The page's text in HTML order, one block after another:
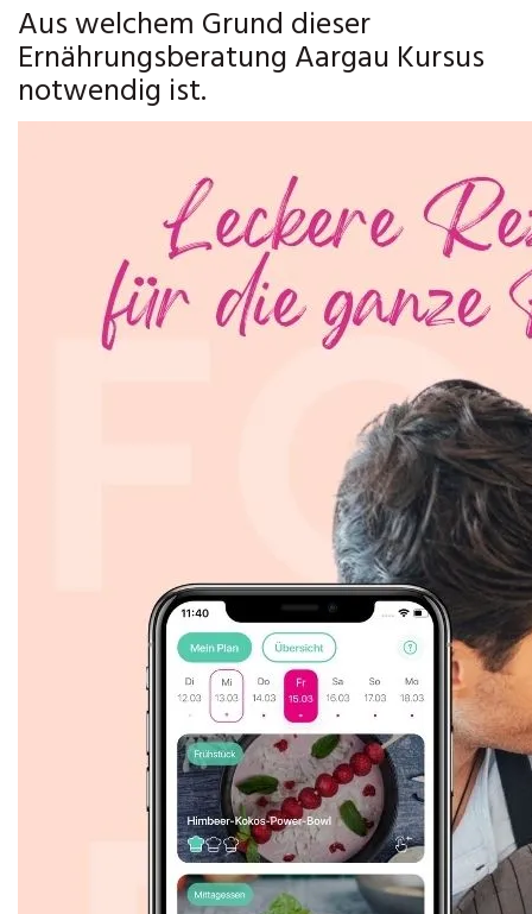
Aus welchem Grund dieser
Ernährungsberatung Aargau Kursus
notwendig ist.